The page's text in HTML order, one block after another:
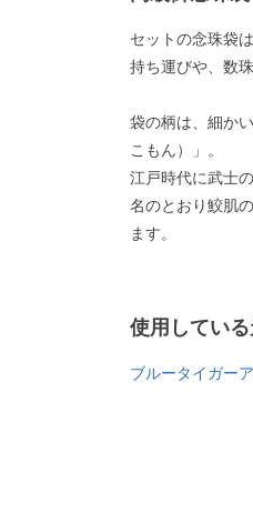
セットの念珠袋
持ち運びや、数
袋の柄は、細か
こもん）」。
江戸時代に武士
名のとおり鮫肌
ます。
使用してい
ブルータイガー